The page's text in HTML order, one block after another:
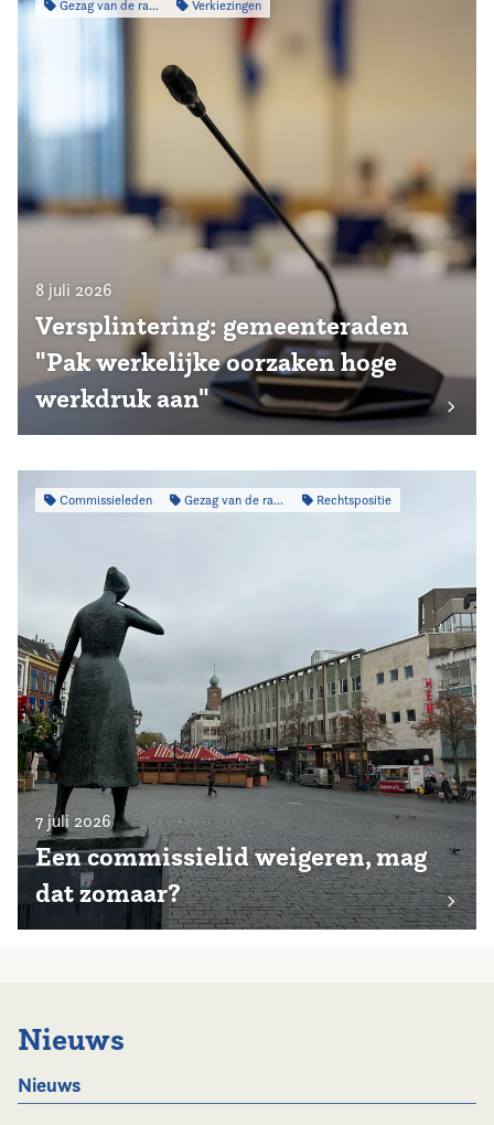
Gezag van de raad Verkiezingen
8 juli 2026
Versplintering: gemeenteraden
"Pak werkelijke oorzaken hoge
werkdruk aan"
Commissieleden Gezag van de raad Rechtspositie
7 juli 2026
Een commissielid weigeren, mag
dat zomaar?
Nieuws
Nieuws